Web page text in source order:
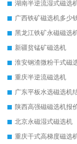
湖南半逆流湿式磁选
广西铁矿磁选机多少
黑龙江铁矿永磁磁选
新疆贫锰矿磁选机
淮安钢渣微粉干式磁
重庆半逆流磁选机
广东平板水选磁选机
陕西高强磁磁选机报
北京永磁湿式磁选机
重庆干式高梯度磁选